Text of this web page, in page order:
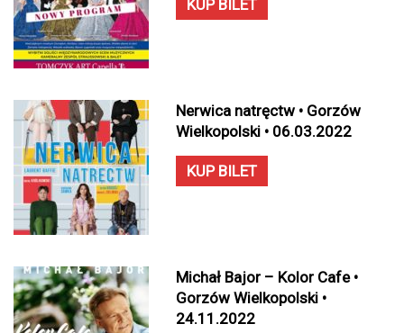
KUP BILET
Nerwica natręctw • Gorzów
Wielkopolski • 06.03.2022
KUP BILET
Michał Bajor – Kolor Cafe •
Gorzów Wielkopolski •
24.11.2022